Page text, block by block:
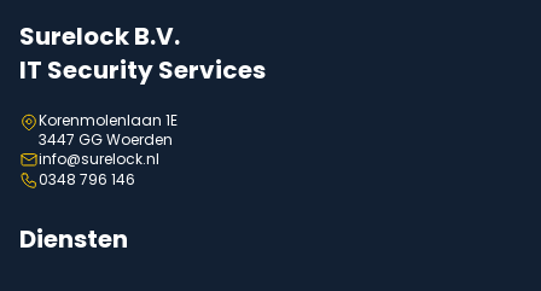
Surelock B.V.
IT Security Services
Korenmolenlaan 1E
3447 GG Woerden
info@surelock.nl
0348 796 146
Diensten